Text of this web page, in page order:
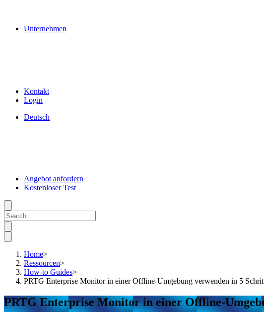
Unternehmen
Kontakt
Login
Deutsch
Angebot anfordern
Kostenloser Test
Home>
Ressourcen>
How-to Guides>
PRTG Enterprise Monitor in einer Offline-Umgebung verwenden in 5
PRTG Enterprise Monitor in einer Offline-